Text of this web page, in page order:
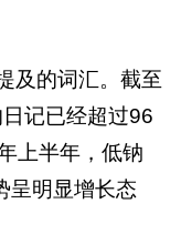
及的词汇。截至
记已经超过96
上半年，低钠
呈明显增长态